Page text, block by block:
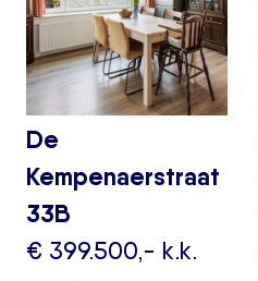
De
Kempenaerstraat
33B
€ 399.500,- k.k.